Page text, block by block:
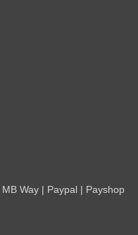
Way | Paypal | Payshop